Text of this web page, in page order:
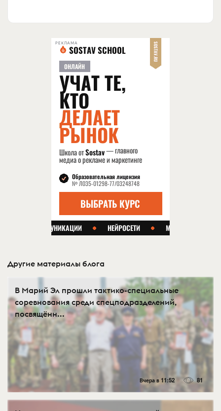
РЕКЛАМА
Другие материалы блога
В Марий Эл прошли тактико-специальные
соревнования среди спецподразделений,
посвящённ...
Вчера в 11:52 81